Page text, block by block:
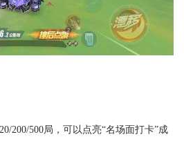
200/500局，可以点亮“名场面打卡”成